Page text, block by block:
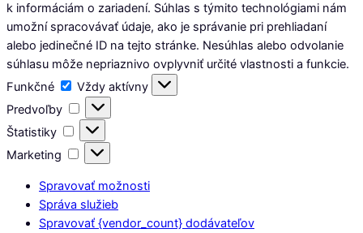
k informáciám o zariadení. Súhlas s týmito technológiami nám
umožní spracovávať údaje, ako je správanie pri prehliadaní
alebo jedinečné ID na tejto stránke. Nesúhlas alebo odvolanie
súhlasu môže nepriaznivo ovplyvniť určité vlastnosti a funkcie.
Funkčné
Funkčné
Vždy aktívny
Predvoľby
Predvoľby
Štatistiky
Štatistiky
Marketing
Marketing
Spravovať možnosti
Správa služieb
Spravovať {vendor_count} dodávateľov